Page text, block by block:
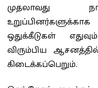
முதலாவது
ஒதுக்கீடுகள்
விரும்பிய
கிடைக்கப்பெறும்.